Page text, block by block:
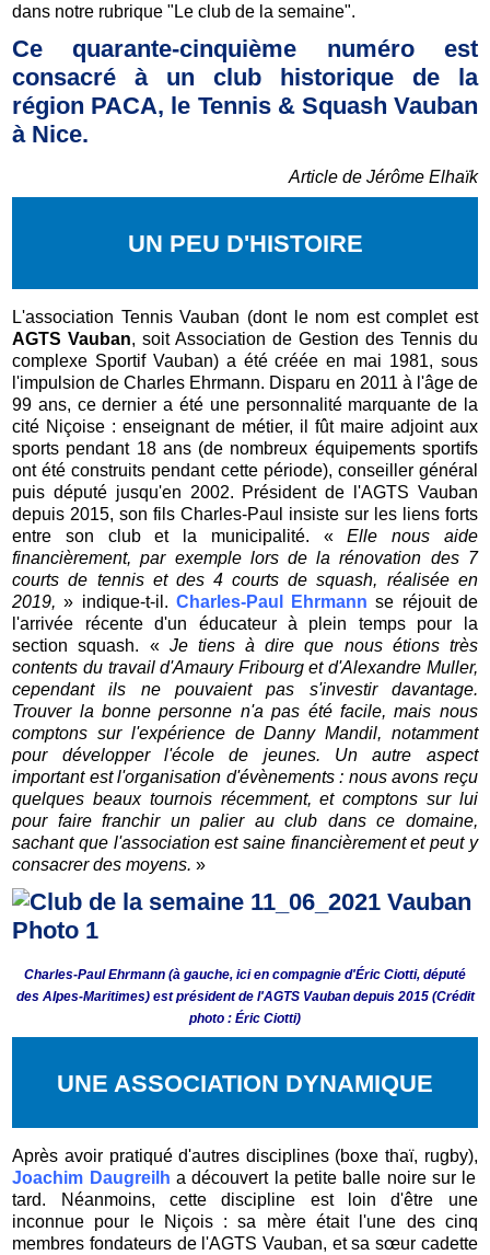
dans notre rubrique "Le club de la semaine".
Ce quarante-cinquième numéro est
consacré à un club historique de la
région PACA, le Tennis & Squash Vauban
à Nice.
Article de Jérôme Elhaïk
UN PEU D'HISTOIRE
L'association Tennis Vauban (dont le nom est complet est
AGTS Vauban, soit Association de Gestion des Tennis du
complexe Sportif Vauban) a été créée en mai 1981, sous
l'impulsion de Charles Ehrmann. Disparu en 2011 à l'âge de
99 ans, ce dernier a été une personnalité marquante de la
cité Niçoise : enseignant de métier, il fût maire adjoint aux
sports pendant 18 ans (de nombreux équipements sportifs
ont été construits pendant cette période), conseiller général
puis député jusqu'en 2002. Président de l'AGTS Vauban
depuis 2015, son fils Charles-Paul insiste sur les liens forts
entre son club et la municipalité. «Elle nous aide
financièrement, par exemple lors de la rénovation des 7
courts de tennis et des 4 courts de squash, réalisée en
2019,» indique-t-il. Charles-Paul Ehrmann se réjouit de
l'arrivée récente d'un éducateur à plein temps pour la
section squash. « Je tiens à dire que nous étions très
contents du travail d'Amaury Fribourg et d'Alexandre Muller,
cependant ils ne pouvaient pas s'investir davantage.
Trouver la bonne personne n'a pas été facile, mais nous
comptons sur l'expérience de Danny Mandil, notamment
pour développer l'école de jeunes. Un autre aspect
important est l'organisation d'évènements : nous avons reçu
quelques beaux tournois récemment, et comptons sur lui
pour faire franchir un palier au club dans ce domaine,
sachant que l'association est saine financièrement et peut y
consacrer des moyens.»
Charles-Paul Ehrmann (à gauche, ici en compagnie d'Éric Ciotti, député
des Alpes-Maritimes) est président de l'AGTS Vauban depuis 2015 (Crédit
photo : Éric Ciotti)
UNE ASSOCIATION DYNAMIQUE
Après avoir pratiqué d'autres disciplines (boxe thaï, rugby),
Joachim Daugreilh a découvert la petite balle noire sur le
tard. Néanmoins, cette discipline est loin d'être une
inconnue pour le Niçois : sa mère était l'une des cinq
membres fondateurs de l'AGTS Vauban, et sa sœur cadette